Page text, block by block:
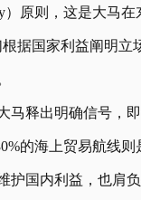
原则，这是大马
据国家利益阐明立
释出明确信号，
的海上贸易航线则
国内利益，也肩